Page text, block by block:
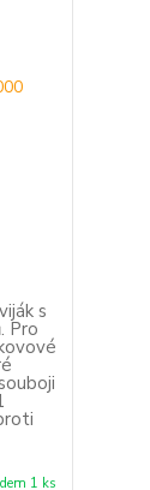
s
Pro
1 ks